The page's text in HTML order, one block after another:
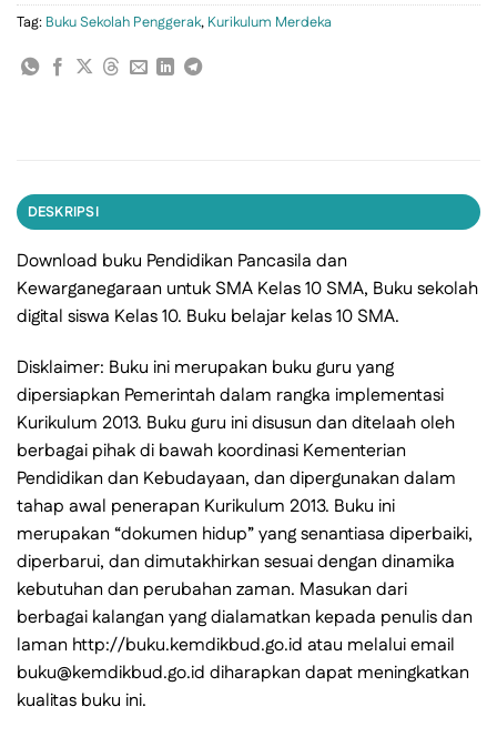
Tag: Buku Sekolah Penggerak, Kurikulum Merdeka
DESKRIPSI
Download buku Pendidikan Pancasila dan
Kewarganegaraan untuk SMA Kelas 10 SMA, Buku sekolah
digital siswa Kelas 10. Buku belajar kelas 10 SMA.
Disklaimer: Buku ini merupakan buku guru yang
dipersiapkan Pemerintah dalam rangka implementasi
Kurikulum 2013. Buku guru ini disusun dan ditelaah oleh
berbagai pihak di bawah koordinasi Kementerian
Pendidikan dan Kebudayaan, dan dipergunakan dalam
tahap awal penerapan Kurikulum 2013. Buku ini
merupakan “dokumen hidup” yang senantiasa diperbaiki,
diperbarui, dan dimutakhirkan sesuai dengan dinamika
kebutuhan dan perubahan zaman. Masukan dari
berbagai kalangan yang dialamatkan kepada penulis dan
laman http://buku.kemdikbud.go.id atau melalui email
buku@kemdikbud.go.id diharapkan dapat meningkatkan
kualitas buku ini.